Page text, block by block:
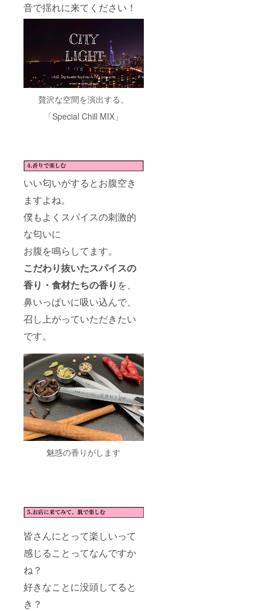
音で揺れに来てください！
贅沢な空間を演出する、
「Special Chill MIX」
いい匂いがするとお腹空き
ますよね。
僕もよくスパイスの刺激的
な匂いに
お腹を鳴らしてます。
こだわり抜いたスパイスの
香り・食材たちの香り を、
鼻いっぱいに吸い込んで、
召し上がっていただきたい
です。
魅惑の香りがします
皆さんにとって楽しいって
感じることってなんですか
ね？
好きなことに没頭してると
き？